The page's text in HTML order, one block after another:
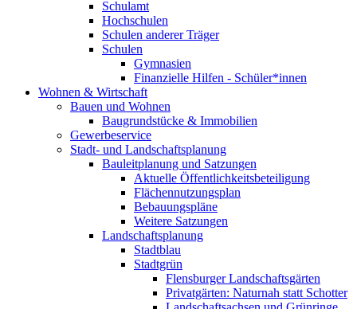
Schulamt
Hochschulen
Schulen anderer Träger
Schulen
Gymnasien
Finanzielle Hilfen - Schüler*innen
Wohnen & Wirtschaft
Bauen und Wohnen
Baugrundstücke & Immobilien
Gewerbeservice
Stadt- und Landschaftsplanung
Bauleitplanung und Satzungen
Aktuelle Öffentlichkeitsbeteiligung
Flächennutzungsplan
Bebauungspläne
Weitere Satzungen
Landschaftsplanung
Stadtblau
Stadtgrün
Flensburger Landschaftsgärten
Privatgärten: Naturnah statt Schotter